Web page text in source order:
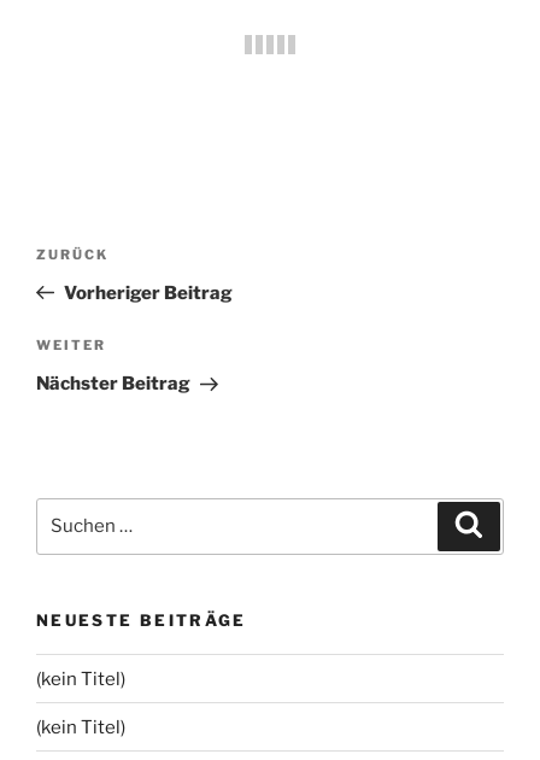
Beitragsnavigation
Vorheriger
Beitrag
ZURÜCK
Vorheriger Beitrag
Nächster
Beitrag
WEITER
Nächster Beitrag
nach:
NEUESTE BEITRÄGE
(kein Titel)
(kein Titel)